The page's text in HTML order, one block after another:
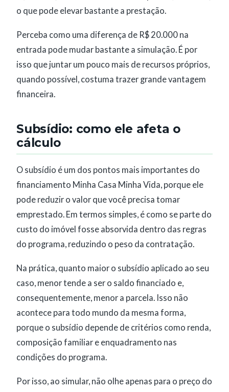
o que pode elevar bastante a prestação.
Perceba como uma diferença de R$ 20.000 na
entrada pode mudar bastante a simulação. É por
isso que juntar um pouco mais de recursos próprios,
quando possível, costuma trazer grande vantagem
financeira.
Subsídio: como ele afeta o
cálculo
O subsídio é um dos pontos mais importantes do
financiamento Minha Casa Minha Vida, porque ele
pode reduzir o valor que você precisa tomar
emprestado. Em termos simples, é como se parte do
custo do imóvel fosse absorvida dentro das regras
do programa, reduzindo o peso da contratação.
Na prática, quanto maior o subsídio aplicado ao seu
caso, menor tende a ser o saldo financiado e,
consequentemente, menor a parcela. Isso não
acontece para todo mundo da mesma forma,
porque o subsídio depende de critérios como renda,
composição familiar e enquadramento nas
condições do programa.
Por isso, ao simular, não olhe apenas para o preço do